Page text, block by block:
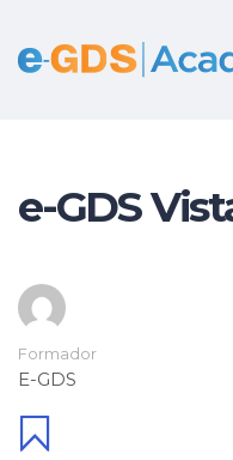
e-GDS
Formador
E-GDS